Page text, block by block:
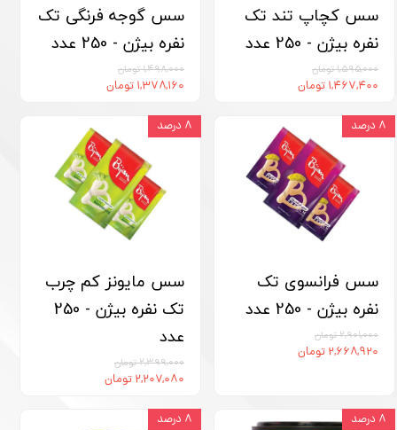
سس کچاپ تند تک
نفره بیژن - 250 عدد
۱,۵۹۵,۰۰۰ تومان
۱,۴۶۷,۴۰۰ تومان
سس گوجه فرنگی تک
نفره بیژن - 250 عدد
۱,۴۹۸,۰۰۰ تومان
۱,۳۷۸,۱۶۰ تومان
سس فرانسوی تک
نفره بیژن - 250 عدد
۲,۹۰۱,۰۰۰ تومان
۲,۶۶۸,۹۲۰ تومان
۸ درصد
سس مایونز کم چرب
تک نفره بیژن - 250
عدد
۲,۳۹۹,۰۰۰ تومان
۲,۲۰۷,۰۸۰ تومان
۸ درصد
۸ درصد ۸ درصد